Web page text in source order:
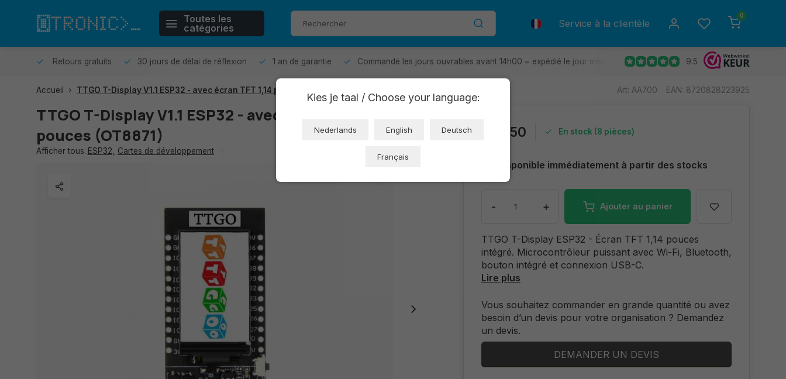
Toutes les
catégories
Service à la clientèle
0
Retours gratuits 30 jours de délai de réflexion 1 an de garantie Commandé les jours ouvrables avant 14h00 = expédié le jour même. Retours gratuits 30 jours de
9.5
Accueil TTGO T-Display V1.1 ESP32 - avec écran TFT 1,14 pouces Art: AA700 EAN: 8720828223925
TTGO T-Display V1.1 ESP32 - avec écran TFT 1,14
pouces (OT8871)
Afficher tous: ESP32 Cartes de développement
€22,50 En stock (8 pièces)
Disponible immédiatement à partir des stocks
- + Ajouter au panier
TTGO T-Display ESP32 - Écran TFT 1,14 pouces
intégré. Microcontrôleur puissant avec Wi-Fi, Bluetooth,
bouton intégré et connexion USB-C.
Lire plus
Vous souhaitez commander en grande quantité ou avez
besoin d’un devis pour votre organisation ? Demandez
un devis.
DEMANDER UN DEVIS
Kies je taal / Choose your language:
Nederlands English Deutsch
Français